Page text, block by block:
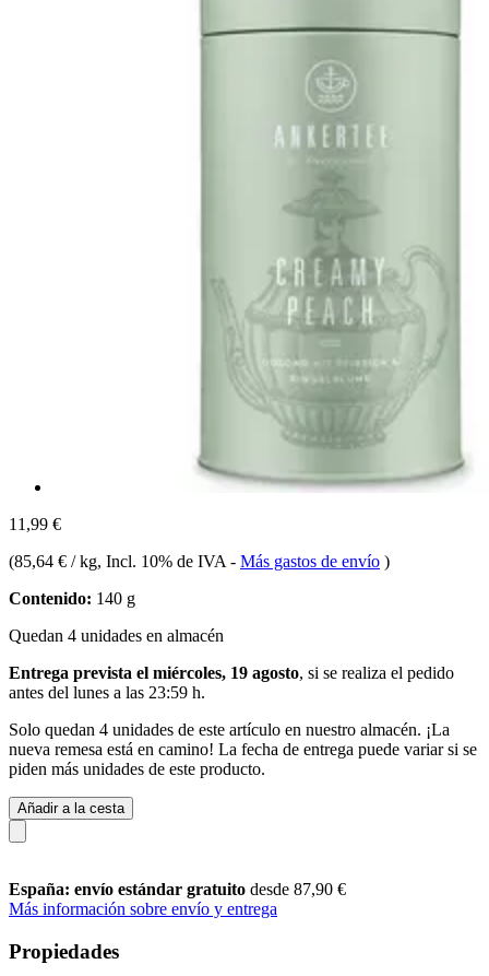
11,99 €
(85,64 € / kg, Incl. 10% de IVA - Más gastos de envío )
Contenido: 140 g
Quedan 4 unidades en almacén
Entrega prevista el miércoles, 19 agosto, si se realiza el pedido
antes del lunes a las 23:59 h.
Solo quedan 4 unidades de este artículo en nuestro almacén. ¡La
nueva remesa está en camino! La fecha de entrega puede variar si se
piden más unidades de este producto.
Añadir a la cesta
España: envío estándar gratuito desde 87,90 €
Más información sobre envío y entrega
Propiedades